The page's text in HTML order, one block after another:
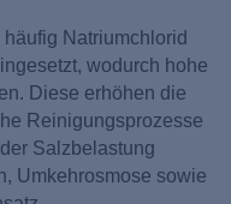
Natriumchlorid
wodurch hohe
Diese erhöhen die
Reinigungsprozesse
Salzbelastung
Umkehrosmose sowie